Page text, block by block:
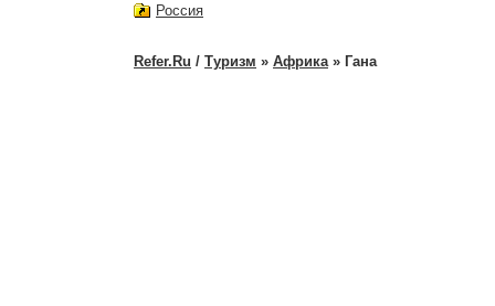
Россия
Refer.Ru / Туризм » Африка » Гана